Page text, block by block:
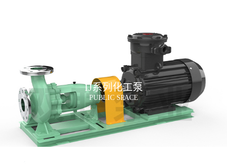
IJ系列化工泵
PUBLIC SPACE